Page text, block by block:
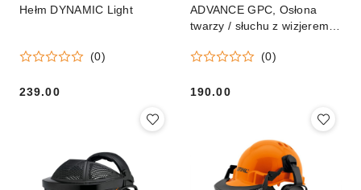
Hełm DYNAMIC Light
(0)
239.00
ADVANCE GPC, Osłona
twarzy / słuchu z wizjerem z
(0)
190.00